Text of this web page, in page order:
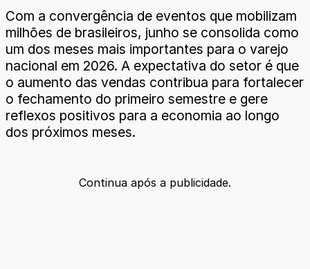
Com a convergência de eventos que mobilizam
milhões de brasileiros, junho se consolida como
um dos meses mais importantes para o varejo
nacional em 2026. A expectativa do setor é que
o aumento das vendas contribua para fortalecer
o fechamento do primeiro semestre e gere
reflexos positivos para a economia ao longo
dos próximos meses.
Continua após a publicidade.